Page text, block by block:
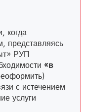
когда
представляясь
РУП
«в
с истечением
услуги